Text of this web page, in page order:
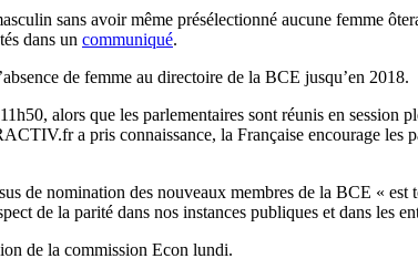
sans avoir même présélectionné aucune femme
dans un communiqué.
de femme au directoire de la BCE jusqu’en 2018.
alors que les parlementaires sont réunis en session
a pris connaissance, la Française encourage
de nomination des nouveaux membres de la BCE «
de la parité dans nos instances publiques et dans les
de la commission Econ lundi.